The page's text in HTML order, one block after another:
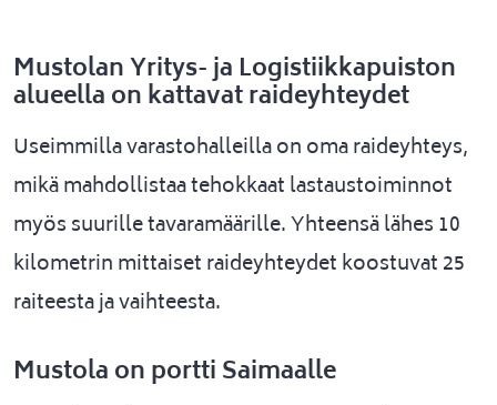
Mustolan Yritys- ja Logistiikkapuiston
alueella on kattavat raideyhteydet
Useimmilla varastohalleilla on oma raideyhteys,
mikä mahdollistaa tehokkaat lastaustoiminnot
myös suurille tavaramäärille. Yhteensä lähes 10
kilometrin mittaiset raideyhteydet koostuvat 25
raiteesta ja vaihteesta.
Mustola on portti Saimaalle